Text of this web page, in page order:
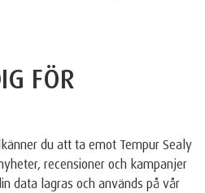
FÖR
du att ta emot Tempur Sealy
recensioner och kampanjer
data lagras och används på vår